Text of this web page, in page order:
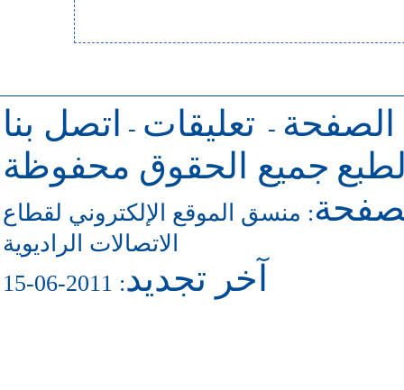
الصفحة - تعليقات -
اتصل بنا
جميع الحقوق محفوظة
: منسق الموقع الإلكتروني لقطاع
الاتصالات الراديوية
آخر تجديد: 2011-06-15